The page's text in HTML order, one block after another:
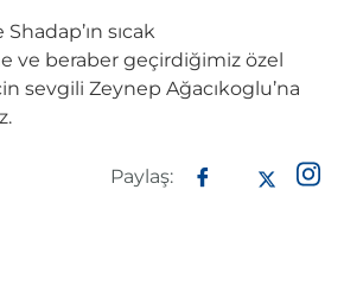
sıcak
ve beraber geçirdiğimiz özel
sevgili Zeynep Ağacıkoglu’na
Paylaş: